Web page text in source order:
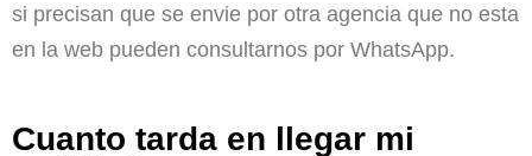
si precisan que se envie por otra agencia que no esta
en la web pueden consultarnos por WhatsApp.
Cuanto tarda en llegar mi